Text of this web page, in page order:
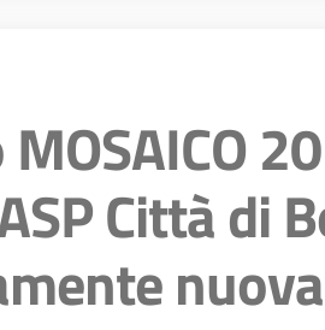
Città di
nuova